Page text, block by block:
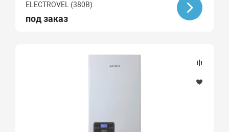
ELECTROVEL (380В)
под заказ